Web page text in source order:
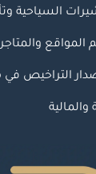
السياحية
والمتاجر
التراخيص
والمالية